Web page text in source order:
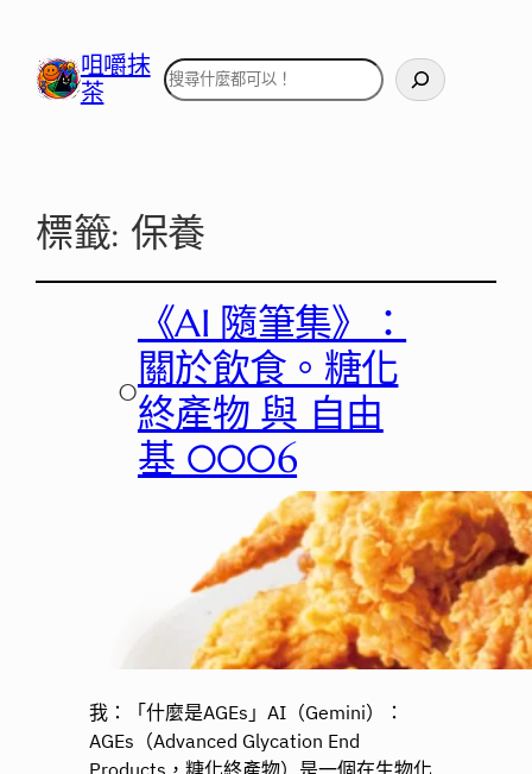
咀嚼抹
茶
搜
尋
標籤: 保養
○
《AI 隨筆集》：
關於飲食。糖化
終產物 與 自由
基 0006
我：「什麼是AGEs」AI（Gemini）：
AGEs（Advanced Glycation End